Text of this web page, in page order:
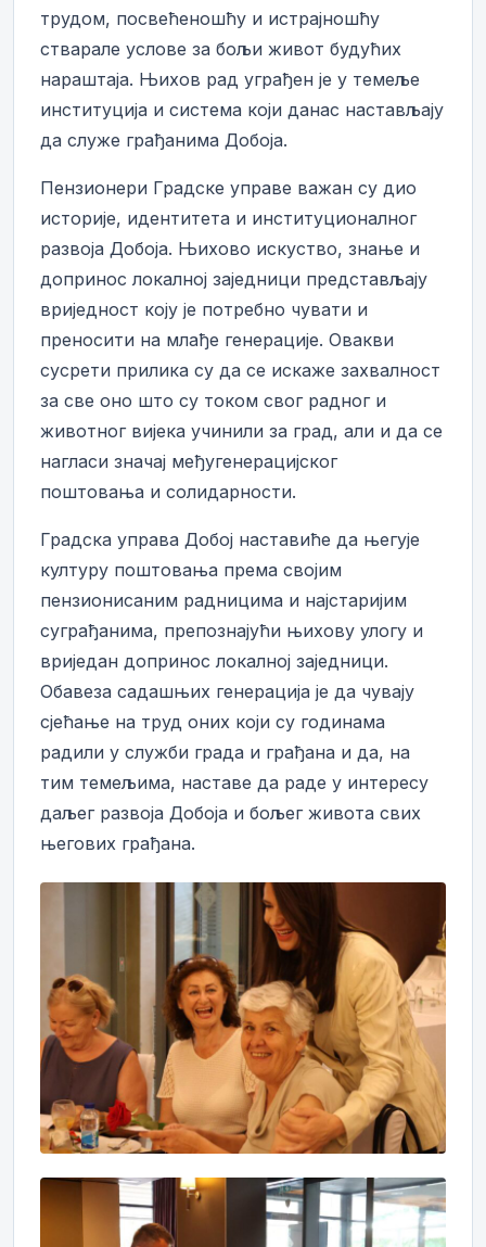
трудом, посвећеношћу и истрајношћу
стварале услове за бољи живот будућих
нараштаја. Њихов рад уграђен је у темеље
институција и система који данас настављају
да служе грађанима Добоја.
Пензионери Градске управе важан су дио
историје, идентитета и институционалног
развоја Добоја. Њихово искуство, знање и
допринос локалној заједници представљају
вриједност коју је потребно чувати и
преносити на млађе генерације. Овакви
сусрети прилика су да се искаже захвалност
за све оно што су током свог радног и
животног вијека учинили за град, али и да се
нагласи значај међугенерацијског
поштовања и солидарности.
Градска управа Добој наставиће да његује
културу поштовања према својим
пензионисаним радницима и најстаријим
суграђанима, препознајући њихову улогу и
вриједан допринос локалној заједници.
Обавеза садашњих генерација је да чувају
сјећање на труд оних који су годинама
радили у служби града и грађана и да, на
тим темељима, наставе да раде у интересу
даљег развоја Добоја и бољег живота свих
његових грађана.